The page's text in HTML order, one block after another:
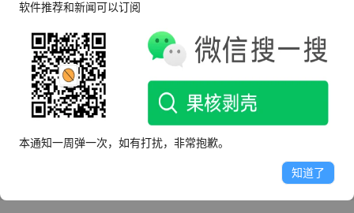
3095269851
这个人很懒，什么都没有留下～
软件推荐和新闻可以订阅
本通知一周弹一次，如有打扰，非常抱歉。
知道了